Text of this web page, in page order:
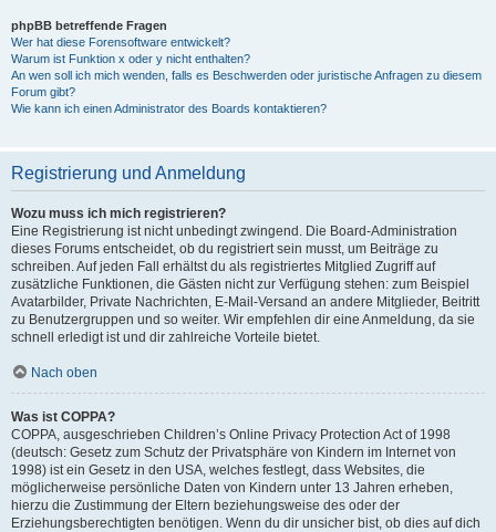
phpBB betreffende Fragen
Wer hat diese Forensoftware entwickelt?
Warum ist Funktion x oder y nicht enthalten?
An wen soll ich mich wenden, falls es Beschwerden oder juristische Anfragen zu diesem
Forum gibt?
Wie kann ich einen Administrator des Boards kontaktieren?
Registrierung und Anmeldung
Wozu muss ich mich registrieren?
Eine Registrierung ist nicht unbedingt zwingend. Die Board-Administration
dieses Forums entscheidet, ob du registriert sein musst, um Beiträge zu
schreiben. Auf jeden Fall erhältst du als registriertes Mitglied Zugriff auf
zusätzliche Funktionen, die Gästen nicht zur Verfügung stehen: zum Beispiel
Avatarbilder, Private Nachrichten, E-Mail-Versand an andere Mitglieder, Beitritt
zu Benutzergruppen und so weiter. Wir empfehlen dir eine Anmeldung, da sie
schnell erledigt ist und dir zahlreiche Vorteile bietet.
Nach oben
Was ist COPPA?
COPPA, ausgeschrieben Children’s Online Privacy Protection Act of 1998
(deutsch: Gesetz zum Schutz der Privatsphäre von Kindern im Internet von
1998) ist ein Gesetz in den USA, welches festlegt, dass Websites, die
möglicherweise persönliche Daten von Kindern unter 13 Jahren erheben,
hierzu die Zustimmung der Eltern beziehungsweise des oder der
Erziehungsberechtigten benötigen. Wenn du dir unsicher bist, ob dies auf dich